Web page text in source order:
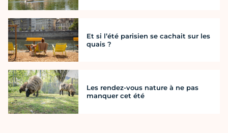
Et si l’été parisien se cachait sur les
quais ?
Les rendez-vous nature à ne pas
manquer cet été